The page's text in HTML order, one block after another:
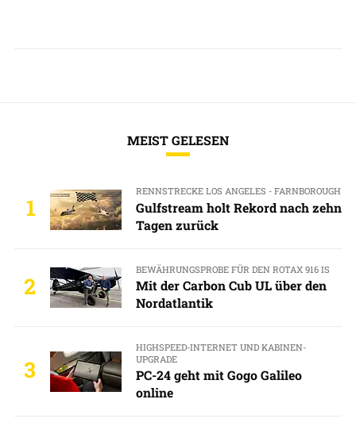
MEIST GELESEN
1
RENNSTRECKE LOS ANGELES - FARNBOROUGH
Gulfstream holt Rekord nach zehn
Tagen zurück
2
BEWÄHRUNGSPROBE FÜR DEN ROTAX 916 IS
Mit der Carbon Cub UL über den
Nordatlantik
3
HIGHSPEED-INTERNET UND KABINEN-
UPGRADE
PC-24 geht mit Gogo Galileo
online